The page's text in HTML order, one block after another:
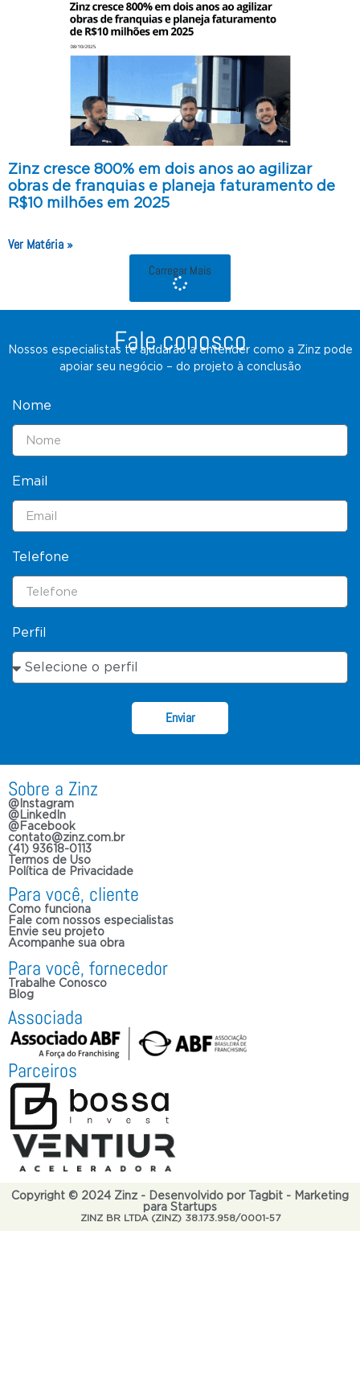
Zinz cresce 800% em dois anos ao agilizar
obras de franquias e planeja faturamento de
R$10 milhões em 2025
Ver Matéria »
Carregar Mais
Fale conosco
Nossos especialistas te ajudarão a entender como a Zinz pode
apoiar seu negócio – do projeto à conclusão
Nome
Email
Telefone
Perfil
Enviar
Sobre a Zinz
@Instagram
@LinkedIn
@Facebook
contato@zinz.com.br
(41) 93618-0113
Termos de Uso
Política de Privacidade
Para você, cliente
Como funciona
Fale com nossos especialistas
Envie seu projeto
Acompanhe sua obra
Para você, fornecedor
Trabalhe Conosco
Blog
Associada
Parceiros
Copyright © 2024 Zinz - Desenvolvido por Tagbit - Marketing
para Startups
ZINZ BR LTDA (ZINZ) 38.173.958/0001-57